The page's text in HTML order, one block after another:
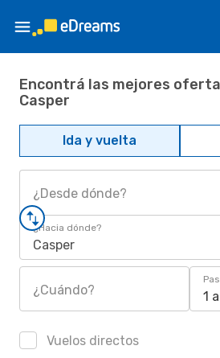
Encontrá las mejores
Casper
Ida y vuelta
¿Desde dónde?
¿Hacia dónde?
Casper
¿Cuándo? 1
Vuelos directos